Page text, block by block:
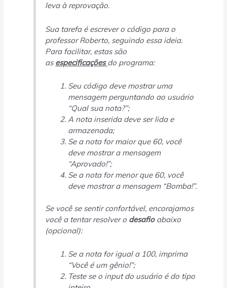
leva à reprovação.
Sua tarefa é escrever o código para o
professor Roberto, seguindo essa ideia.
Para facilitar, estas são
as especificaçõesdo programa:
Seu código deve mostrar uma
mensagem perguntando ao usuário
“Qual sua nota?”;
A nota inserida deve ser lida e
armazenada;
Se a nota for maior que 60, você
deve mostrar a mensagem
“Aprovado!”;
Se a nota for menor que 60, você
deve mostrar a mensagem “Bomba!”.
Se você se sentir confortável, encorajamos
você a tentar resolver o desafio abaixo
(opcional):
Se a nota for igual a 100, imprima
“Você é um gênio!”;
Teste se o input do usuário é do tipo